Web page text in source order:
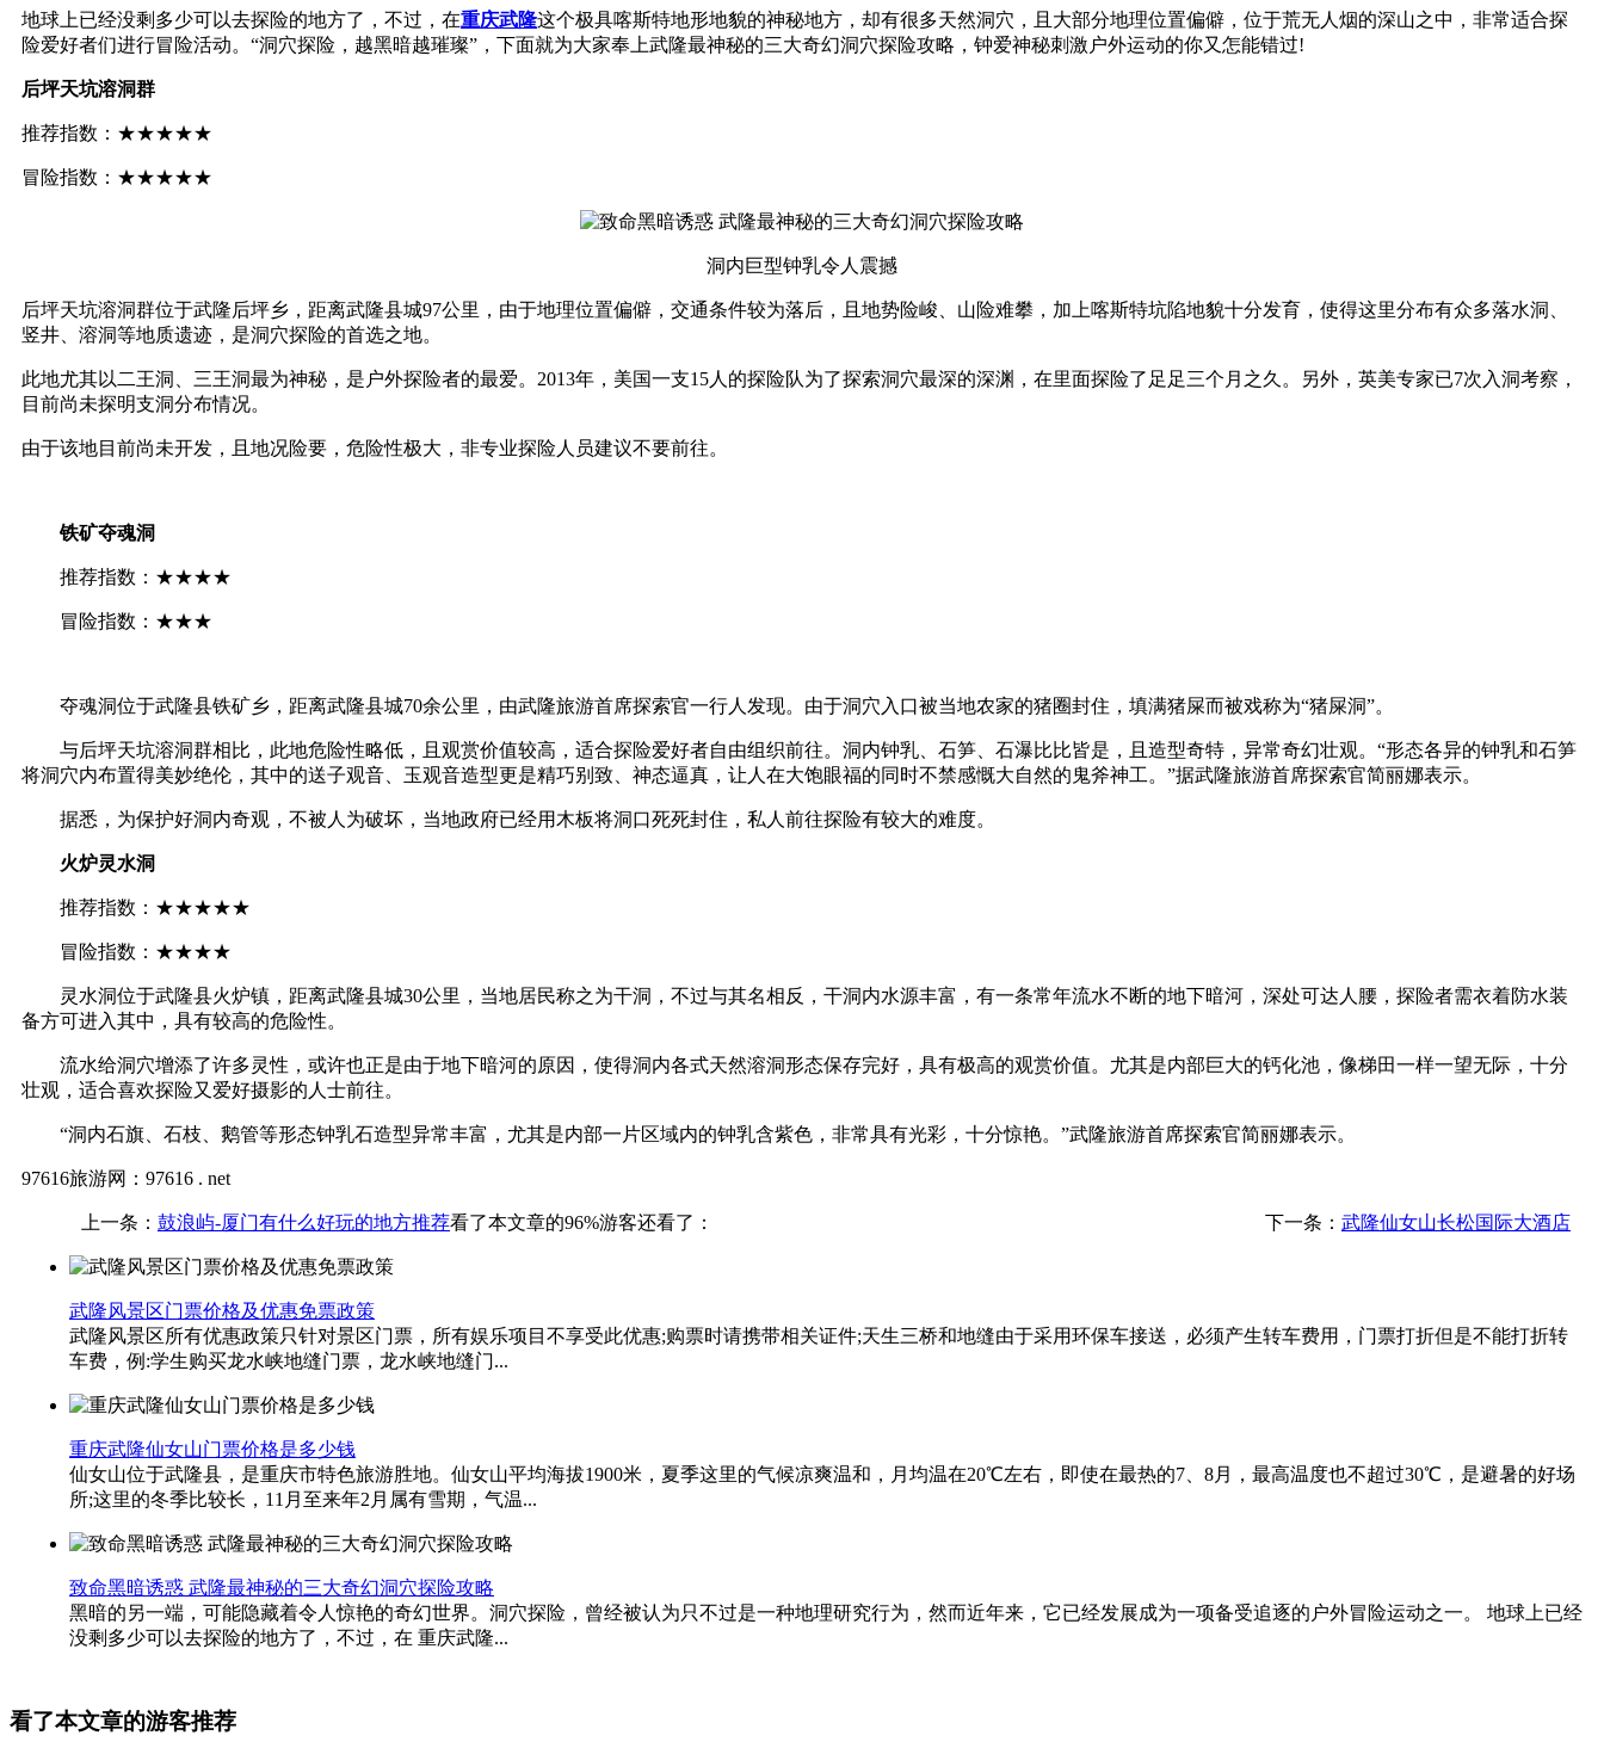
地球上已经没剩多少可以去探险的地方了，不过，在重庆武隆这个极具喀斯特地形地貌的神秘地方，却有很多天然洞穴，且大部分地理位置偏僻，位于荒无人烟的深山之中，非常适合探
险爱好者们进行冒险活动。“洞穴探险，越黑暗越璀璨”，下面就为大家奉上武隆最神秘的三大奇幻洞穴探险攻略，钟爱神秘刺激户外运动的你又怎能错过!
后坪天坑溶洞群
推荐指数：★★★★★
冒险指数：★★★★★
洞内巨型钟乳令人震撼
后坪天坑溶洞群位于武隆后坪乡，距离武隆县城97公里，由于地理位置偏僻，交通条件较为落后，且地势险峻、山险难攀，加上喀斯特坑陷地貌十分发育，使得这里分布有众多落水洞、
竖井、溶洞等地质遗迹，是洞穴探险的首选之地。
此地尤其以二王洞、三王洞最为神秘，是户外探险者的最爱。2013年，美国一支15人的探险队为了探索洞穴最深的深渊，在里面探险了足足三个月之久。另外，英美专家已7次入洞考察，
目前尚未探明支洞分布情况。
由于该地目前尚未开发，且地况险要，危险性极大，非专业探险人员建议不要前往。
铁矿夺魂洞
推荐指数：★★★★
冒险指数：★★★
夺魂洞位于武隆县铁矿乡，距离武隆县城70余公里，由武隆旅游首席探索官一行人发现。由于洞穴入口被当地农家的猪圈封住，填满猪屎而被戏称为“猪屎洞”。
与后坪天坑溶洞群相比，此地危险性略低，且观赏价值较高，适合探险爱好者自由组织前往。洞内钟乳、石笋、石瀑比比皆是，且造型奇特，异常奇幻壮观。“形态各异的钟乳和石笋
将洞穴内布置得美妙绝伦，其中的送子观音、玉观音造型更是精巧别致、神态逼真，让人在大饱眼福的同时不禁感慨大自然的鬼斧神工。”据武隆旅游首席探索官简丽娜表示。
据悉，为保护好洞内奇观，不被人为破坏，当地政府已经用木板将洞口死死封住，私人前往探险有较大的难度。
火炉灵水洞
推荐指数：★★★★★
冒险指数：★★★★
灵水洞位于武隆县火炉镇，距离武隆县城30公里，当地居民称之为干洞，不过与其名相反，干洞内水源丰富，有一条常年流水不断的地下暗河，深处可达人腰，探险者需衣着防水装
备方可进入其中，具有较高的危险性。
流水给洞穴增添了许多灵性，或许也正是由于地下暗河的原因，使得洞内各式天然溶洞形态保存完好，具有极高的观赏价值。尤其是内部巨大的钙化池，像梯田一样一望无际，十分
壮观，适合喜欢探险又爱好摄影的人士前往。
“洞内石旗、石枝、鹅管等形态钟乳石造型异常丰富，尤其是内部一片区域内的钟乳含紫色，非常具有光彩，十分惊艳。”武隆旅游首席探索官简丽娜表示。
97616旅游网：97616 . net
上一条： 鼓浪屿-厦门有什么好玩的地方推荐 下一条： 武隆仙女山长松国际大酒店
看了本文章的96%游客还看了：
武隆风景区门票价格及优惠免票政策
武隆风景区所有优惠政策只针对景区门票，所有娱乐项目不享受此优惠;购票时请携带相关证件;天生三桥和地缝由于采用环保车接送，必须产生转车费用，门票打折但是不能打折转
车费，例:学生购买龙水峡地缝门票，龙水峡地缝门...
重庆武隆仙女山门票价格是多少钱
仙女山位于武隆县，是重庆市特色旅游胜地。仙女山平均海拔1900米，夏季这里的气候凉爽温和，月均温在20℃左右，即使在最热的7、8月，最高温度也不超过30℃，是避暑的好场
所;这里的冬季比较长，11月至来年2月属有雪期，气温...
致命黑暗诱惑 武隆最神秘的三大奇幻洞穴探险攻略
黑暗的另一端，可能隐藏着令人惊艳的奇幻世界。洞穴探险，曾经被认为只不过是一种地理研究行为，然而近年来，它已经发展成为一项备受追逐的户外冒险运动之一。 地球上已经
没剩多少可以去探险的地方了，不过，在 重庆武隆...
看了本文章的游客推荐